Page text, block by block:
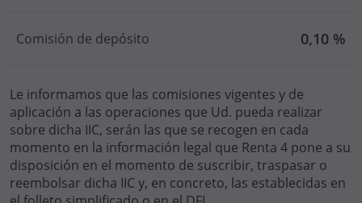
Comisión de depósito 0,10 %
Le informamos que las comisiones vigentes y de
aplicación a las operaciones que Ud. pueda realizar
sobre dicha IIC, serán las que se recogen en cada
momento en la información legal que Renta 4 pone a su
disposición en el momento de suscribir, traspasar o
reembolsar dicha IIC y, en concreto, las establecidas en